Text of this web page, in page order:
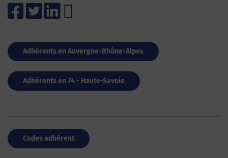
Adhérents en Auvergne-Rhône-Alpes
Adhérents en 74 - Haute-Savoie
Codes adhérent